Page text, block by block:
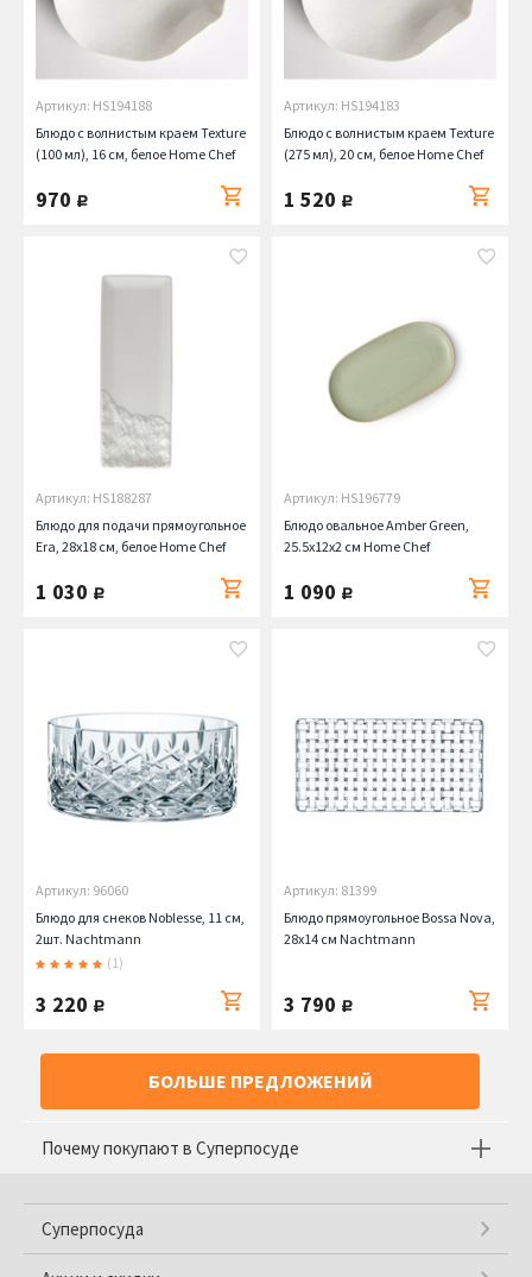
Артикул: HS194188
Блюдо с волнистым краем Texture
(100 мл), 16 см, белое Home Chef
970 руб.
Артикул: HS194183
Блюдо с волнистым краем Texture
(275 мл), 20 см, белое Home Chef
1 520 руб.
Артикул: HS188287
Блюдо для подачи прямоугольное
Era, 28х18 см, белое Home Chef
1 030 руб.
Артикул: HS196779
Блюдо овальное Amber Green,
25.5х12х2 см Home Chef
1 090 руб.
Артикул: 96060
Блюдо для снеков Noblesse, 11 см,
2шт. Nachtmann
(1)
3 220 руб.
Артикул: 81399
Блюдо прямоугольное Bossa Nova,
28х14 см Nachtmann
3 790 руб.
БОЛЬШЕ ПРЕДЛОЖЕНИЙ
Почему покупают в Суперпосуде
Суперпосуда